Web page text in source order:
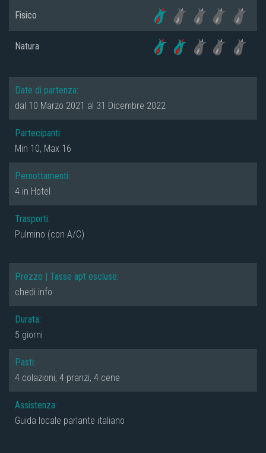
Fisico
Natura
Date di partenza:
dal 10 Marzo 2021 al 31 Dicembre 2022
Partecipanti:
Min 10, Max 16
Pernottamenti:
4 in Hotel
Trasporti:
Pulmino (con A/C)
Prezzo | Tasse apt escluse:
chedi info
Durata:
5 giorni
Pasti:
4 colazioni, 4 pranzi, 4 cene
Assistenza:
Guida locale parlante italiano